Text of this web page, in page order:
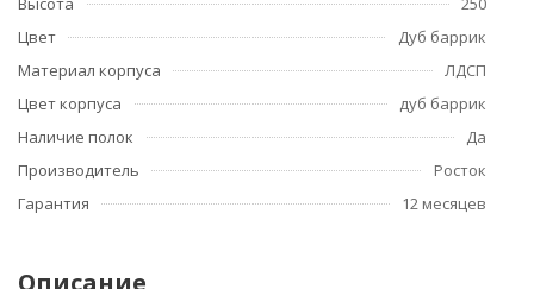
Цвет
Дуб баррик
Материал корпуса
ЛДСП
Цвет корпуса
дуб баррик
Наличие полок
Да
Производитель
Росток
Гарантия
12 месяцев
Описание